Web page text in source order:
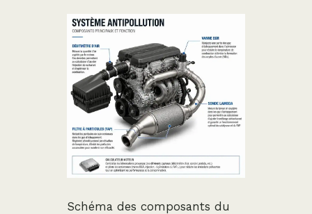
Schéma des composants du